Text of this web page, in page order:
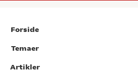
Forside
Temaer
Artikler